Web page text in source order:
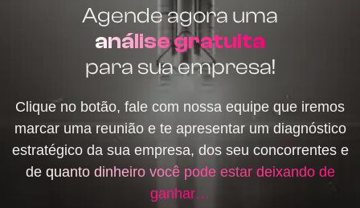
Agende agora uma
análise gratuita
para sua empresa!
Clique no botão, fale com nossa equipe que iremos
marcar uma reunião e te apresentar um diagnóstico
estratégico da sua empresa, dos seu concorrentes e
de quanto dinheiro você pode estar deixando de
ganhar…